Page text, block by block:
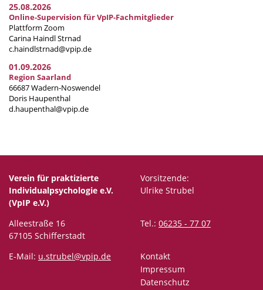
25.08.2026
Online-Supervision für VpIP-Fachmitglieder
Plattform Zoom
Carina Haindl Strnad
c.haindlstrnad@vpip.de
01.09.2026
Region Saarland
66687 Wadern-Noswendel
Doris Haupenthal
d.haupenthal@vpip.de
Verein für praktizierte
Individualpsychologie e.V.
(VpIP e.V.)
Vorsitzende:
Ulrike Strubel
Alleestraße 16
67105 Schifferstadt
Tel.: 06235 - 77 07
E-Mail: u.strubel@vpip.de
Kontakt
Impressum
Datenschutz